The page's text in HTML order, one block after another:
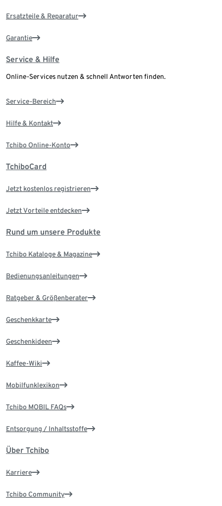
Ersatzteile & Reparatur
Garantie
Service & Hilfe
Online-Services nutzen & schnell Antworten finden.
Service-Bereich
Hilfe & Kontakt
Tchibo Online-Konto
TchiboCard
Jetzt kostenlos registrieren
Jetzt Vorteile entdecken
Rund um unsere Produkte
Tchibo Kataloge & Magazine
Bedienungsanleitungen
Ratgeber & Größenberater
Geschenkkarte
Geschenkideen
Kaffee-Wiki
Mobilfunklexikon
Tchibo MOBIL FAQs
Entsorgung / Inhaltsstoffe
Über Tchibo
Karriere
Tchibo Community